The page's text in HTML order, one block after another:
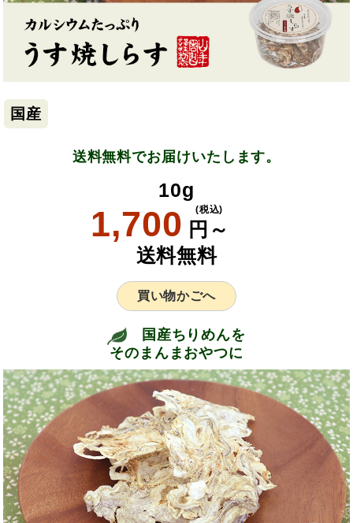
国産
送料無料でお届けいたします。
10g
1,700 円～
(税込)
送料無料
買い物かごへ
国産ちりめんを
そのまんまおやつに